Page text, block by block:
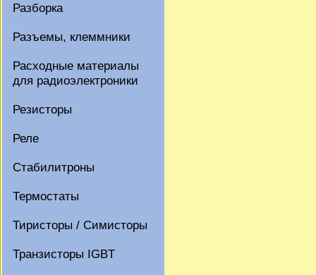
Разборка
Разъемы, клеммники
Расходные материалы
для радиоэлектроники
Резисторы
Реле
Стабилитроны
Термостаты
Тиристоры / Симисторы
Транзисторы IGBT